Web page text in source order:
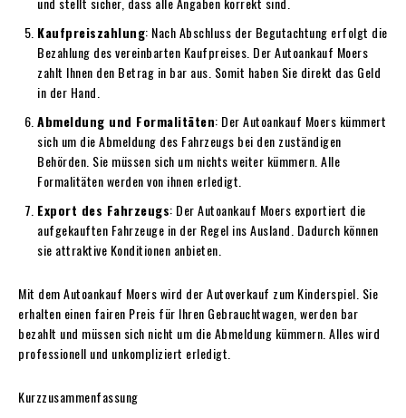
Kaufpreiszahlung: Nach Abschluss der Begutachtung erfolgt die
Bezahlung des vereinbarten Kaufpreises. Der Autoankauf Moers
zahlt Ihnen den Betrag in bar aus. Somit haben Sie direkt das Geld
in der Hand.
Abmeldung und Formalitäten: Der Autoankauf Moers kümmert
sich um die Abmeldung des Fahrzeugs bei den zuständigen
Behörden. Sie müssen sich um nichts weiter kümmern. Alle
Formalitäten werden von ihnen erledigt.
Export des Fahrzeugs: Der Autoankauf Moers exportiert die
aufgekauften Fahrzeuge in der Regel ins Ausland. Dadurch können
sie attraktive Konditionen anbieten.
Mit dem Autoankauf Moers wird der Autoverkauf zum Kinderspiel. Sie
erhalten einen fairen Preis für Ihren Gebrauchtwagen, werden bar
bezahlt und müssen sich nicht um die Abmeldung kümmern. Alles wird
professionell und unkompliziert erledigt.
Kurzzusammenfassung